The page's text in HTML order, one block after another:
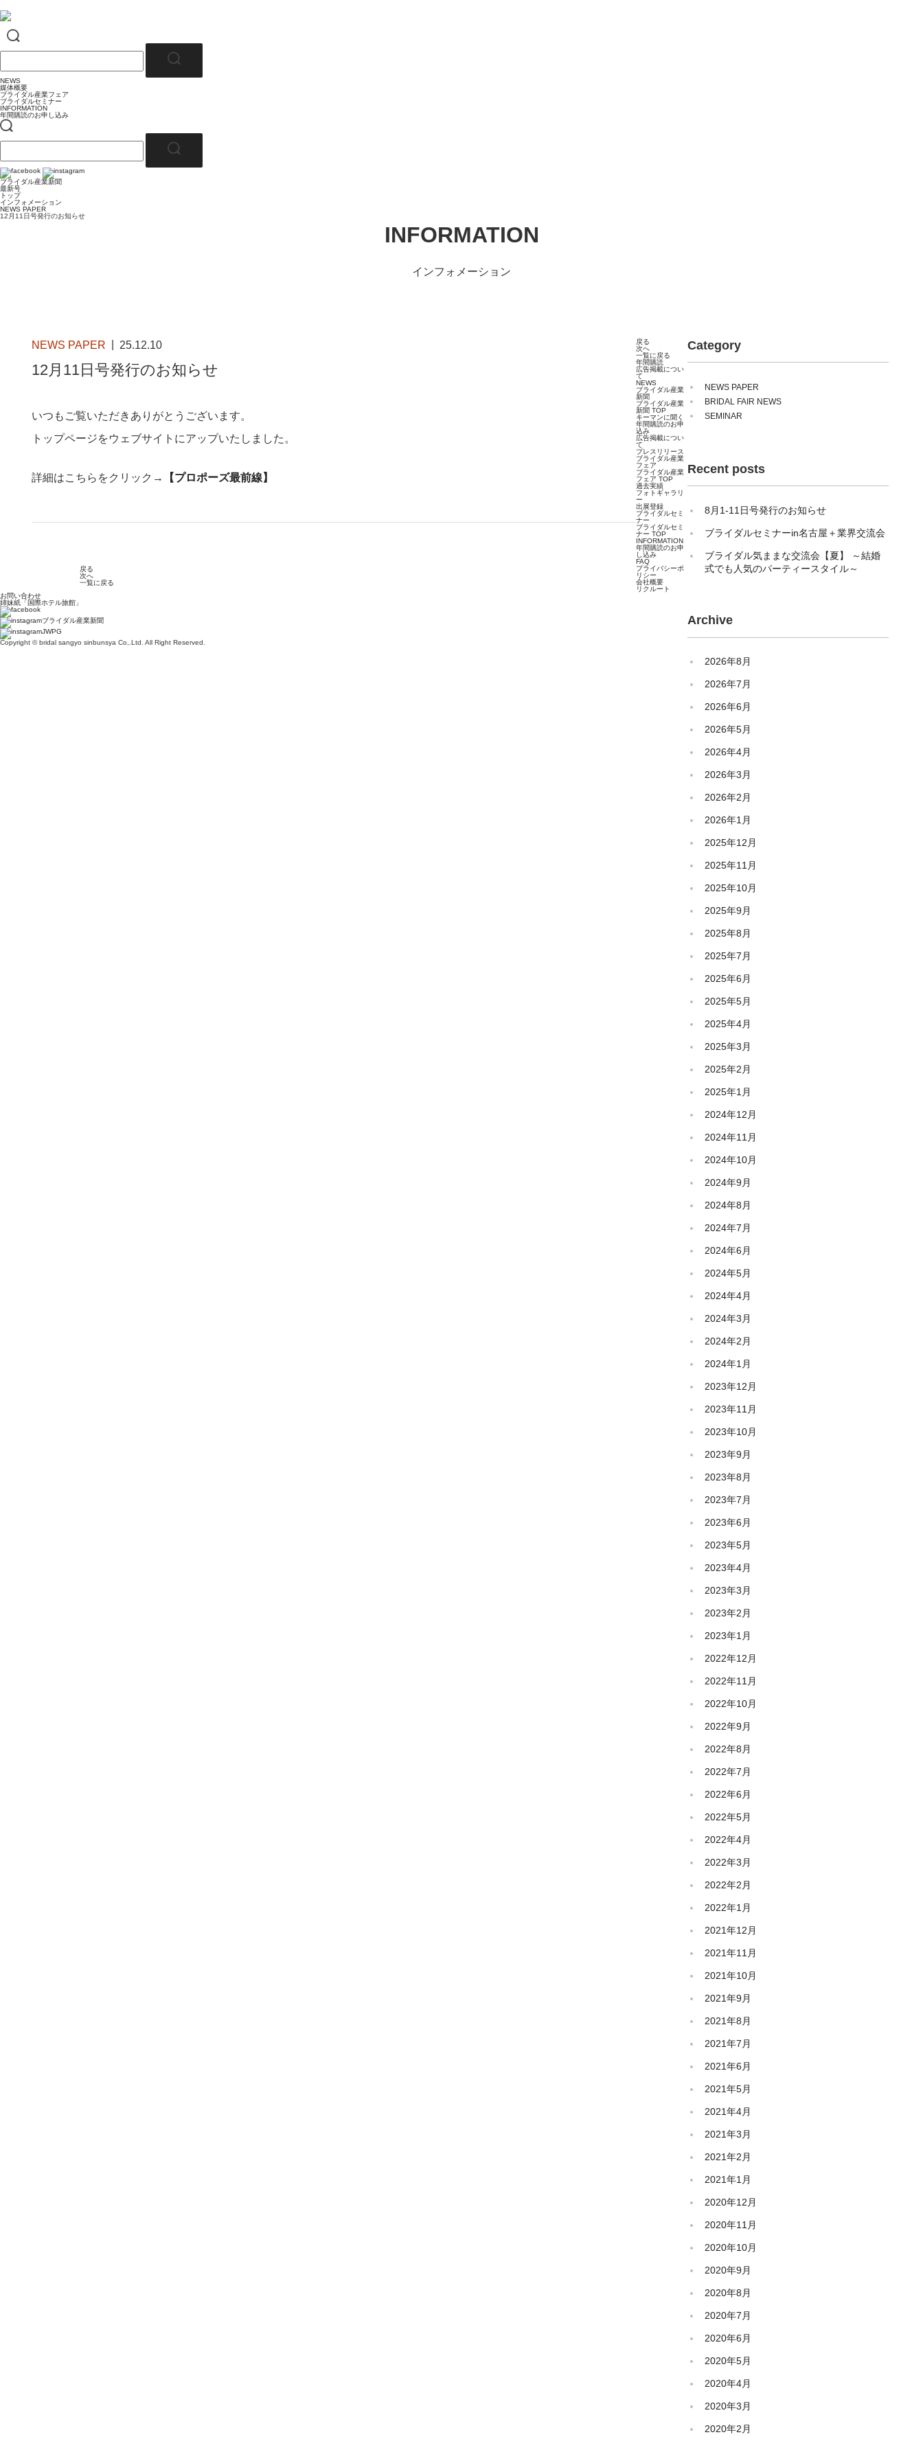
NEWS
媒体概要
ブライダル産業フェア
ブライダルセミナー
INFORMATION
年間購読のお申し込み
ブライダル産業新聞
最新号
トップ
インフォメーション
NEWS PAPER
12月11日号発行のお知らせ
INFORMATION
インフォメーション
NEWS PAPER 25.12.10
12月11日号発行のお知らせ
いつもご覧いただきありがとうございます。
トップページをウェブサイトにアップいたしました。
詳細はこちらをクリック→ 【プロポーズ最前線】
戻る
次へ
一覧に戻る
Category
NEWS PAPER
BRIDAL FAIR NEWS
SEMINAR
Recent posts
8月1-11日号発行のお知らせ
ブライダルセミナーin名古屋＋業界交流会
ブライダル気ままな交流会【夏】 ～結婚
式でも人気のパーティースタイル～
Archive
2026年8月
2026年7月
2026年6月
2026年5月
2026年4月
2026年3月
2026年2月
2026年1月
2025年12月
2025年11月
2025年10月
2025年9月
2025年8月
2025年7月
2025年6月
2025年5月
2025年4月
2025年3月
2025年2月
2025年1月
2024年12月
2024年11月
2024年10月
2024年9月
2024年8月
2024年7月
2024年6月
2024年5月
2024年4月
2024年3月
2024年2月
2024年1月
2023年12月
2023年11月
2023年10月
2023年9月
2023年8月
2023年7月
2023年6月
2023年5月
2023年4月
2023年3月
2023年2月
2023年1月
2022年12月
2022年11月
2022年10月
2022年9月
2022年8月
2022年7月
2022年6月
2022年5月
2022年4月
2022年3月
2022年2月
2022年1月
2021年12月
2021年11月
2021年10月
2021年9月
2021年8月
2021年7月
2021年6月
2021年5月
2021年4月
2021年3月
2021年2月
2021年1月
2020年12月
2020年11月
2020年10月
2020年9月
2020年8月
2020年7月
2020年6月
2020年5月
2020年4月
2020年3月
2020年2月
戻る
次へ
一覧に戻る
年間購読
広告掲載につい
て
NEWS
ブライダル産業
新聞
ブライダル産業
新聞 TOP
キーマンに聞く
年間購読のお申
込み
広告掲載につい
て
プレスリリース
ブライダル産業
フェア
ブライダル産業
フェア TOP
過去実績
フォトギャラリ
ー
出展登録
ブライダルセミ
ナー
ブライダルセミ
ナー TOP
INFORMATION
年間購読のお申
し込み
FAQ
プライバシーポ
リシー
会社概要
リクルート
お問い合わせ
姉妹紙「国際ホテル旅館」
ブライダル産業新聞
JWPG
Copyright © bridal sangyo sinbunsya Co,.Ltd. All Right Reserved.